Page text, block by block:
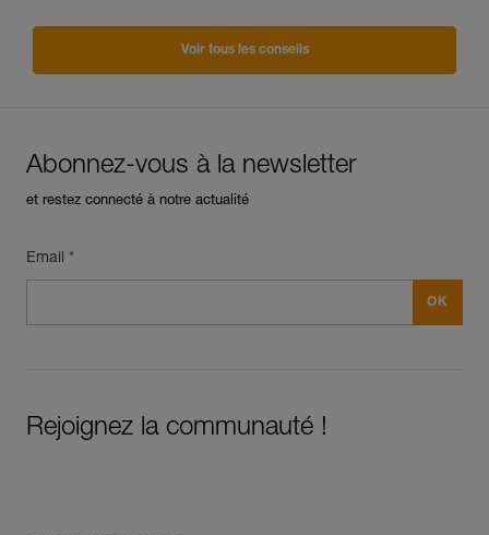
Voir tous les conseils
Abonnez-vous à la newsletter
et restez connecté à notre actualité
Email *
Rejoignez la communauté !